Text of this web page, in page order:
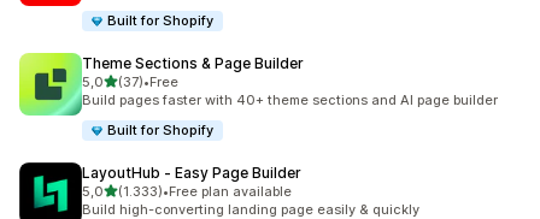
Built for Shopify
Theme Sections & Page Builder
5,05 yıldız üzerinden
(37)
toplam 37 değerlendirme
•Free
Build pages faster with 40+ theme sections and AI page builder
Built for Shopify
LayoutHub ‑ Easy Page Builder
5,05 yıldız üzerinden
(1.333)
toplam 1333 değerlendirme
•Free plan available
Build high-converting landing page easily & quickly